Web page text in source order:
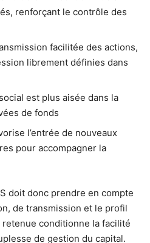
renforçant le contrôle des
facilitée des actions,
librement définies dans
est plus aisée dans la
de fonds
l’entrée de nouveaux
pour accompagner la
doit donc prendre en compte
de transmission et le profil
conditionne la facilité
de gestion du capital.